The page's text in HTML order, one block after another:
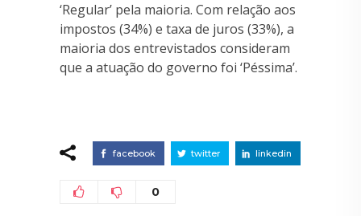
‘Regular’ pela maioria. Com relação aos
impostos (34%) e taxa de juros (33%), a
maioria dos entrevistados consideram
que a atuação do governo foi ‘Péssima’.
facebook twitter linkedin
0